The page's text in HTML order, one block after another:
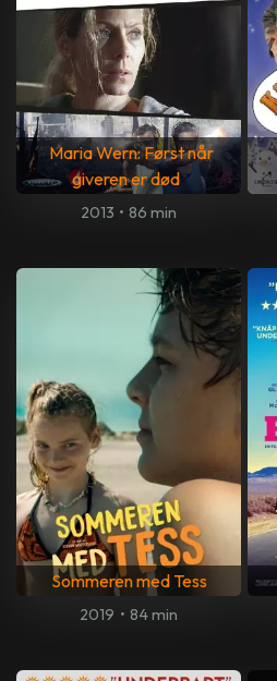
Maria Wern: Først når
giveren er død
2013 • 86 min
Sommeren med Tess
2019 • 84 min